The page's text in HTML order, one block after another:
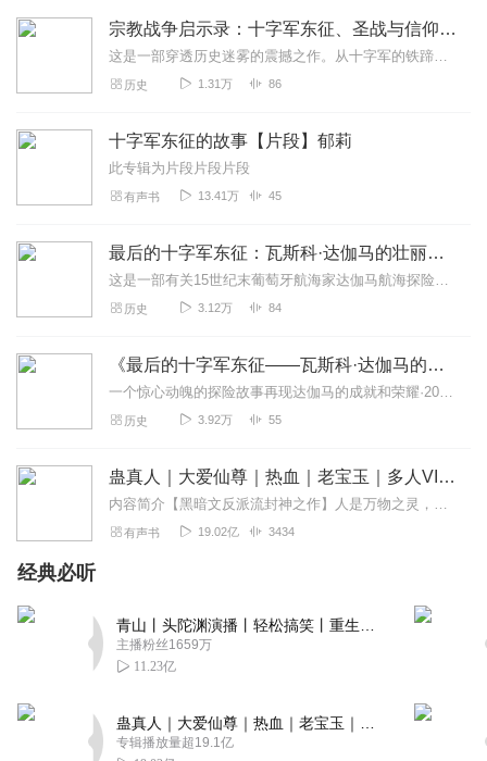
宗教战争启示录：十字军东征、圣战与信仰冲突
这是一部穿透历史迷雾的震撼之作。从十字军的铁蹄踏破耶路撒冷，到当代车臣圣战的硝烟；从萨拉丁与狮心王的史诗对决，到ISIS的黑色旗帜在沙漠中升起——这部作品以多个...
历史 1.31万 86
十字军东征的故事【片段】郁莉
此专辑为片段片段片段
有声书 13.41万 45
最后的十字军东征：瓦斯科·达伽马的壮丽远航
这是一部有关15世纪末葡萄牙航海家达伽马航海探险的著作。历史学家奈杰尔?克利夫利用新发现的材料，即达伽马水手的日记，以及难得一见的达伽马与印度土邦（现在的喀拉拉...
历史 3.12万 84
《最后的十字军东征——瓦斯科·达伽马的壮丽远航》
一个惊心动魄的探险故事再现达伽马的成就和荣耀·2012年《纽约时报书评》年度优秀图书·这是一部有关15世纪末葡萄牙航海家达伽马航海探险的著作。历史学家奈杰尔•克...
历史 3.92万 55
蛊真人｜大爱仙尊｜热血｜老宝玉｜多人VIP免费有声剧
内容简介【黑暗文反派流封神之作】人是万物之灵，蛊是天地真精。一个穿越者不断重生的故事。一个养蛊、炼蛊、用蛊的奇特世界。配音组（男角色）老宝玉旁白...
有声书 19.02亿 3434
经典必听
主播粉丝1659万
11.23亿
专辑播放量超19.1亿